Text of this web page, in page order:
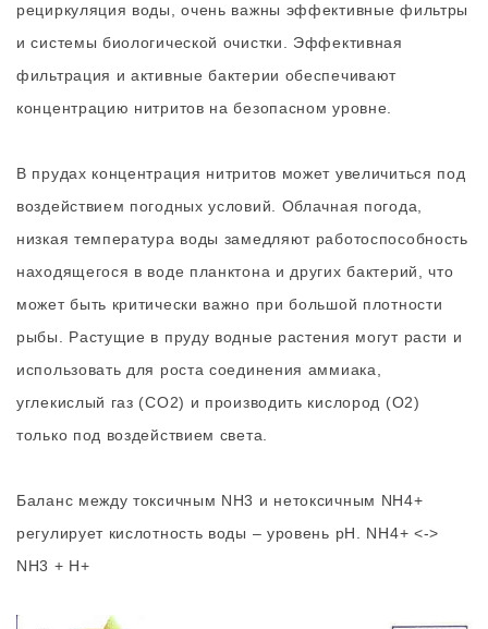
рециркуляция воды, очень важны эффективные фильтры
и системы биологической очистки. Эффективная
фильтрация и активные бактерии обеспечивают
концентрацию нитритов на безопасном уровне.
В прудах концентрация нитритов может увеличиться под
воздействием погодных условий. Облачная погода,
низкая температура воды замедляют работоспособность
находящегося в воде планктона и других бактерий, что
может быть критически важно при большой плотности
рыбы. Растущие в пруду водные растения могут расти и
использовать для роста соединения аммиака,
углекислый газ (СО2) и производить кислород (О2)
только под воздействием света.
Баланс между токсичным NH3 и нетоксичным NH4+
регулирует кислотность воды – уровень pH. NH4+ <->
NH3 + H+